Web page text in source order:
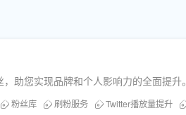
助您实现品牌和个人影响力的全面提升。
粉丝库 刷粉服务 Twitter播放量提升